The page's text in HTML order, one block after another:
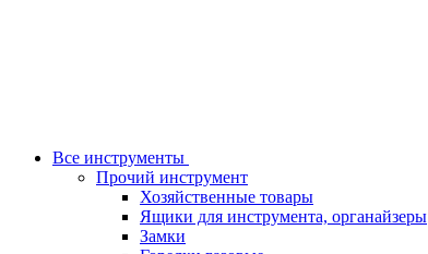
Все инструменты
Прочий инструмент
Хозяйственные товары
Ящики для инструмента, органайзеры
Замки